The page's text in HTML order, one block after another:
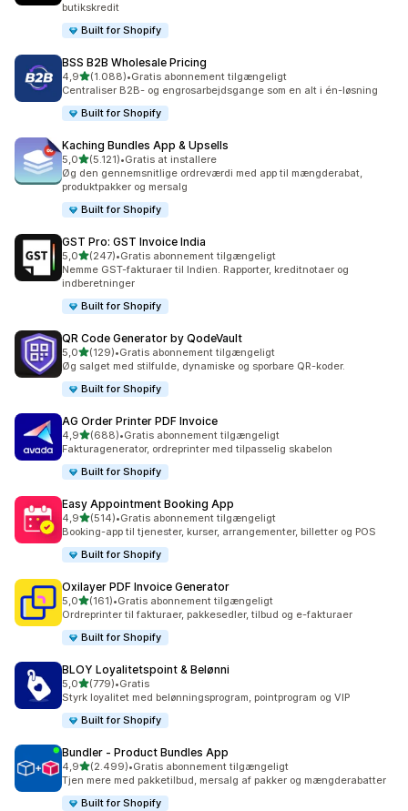
butikskredit
Built for Shopify
BSS B2B Wholesale Pricing
4,9ud af 5 stjerner
(1.088)
1088 anmeldelser i alt
•Gratis abonnement tilgængeligt
Centraliser B2B- og engrosarbejdsgange som en alt i én-løsning
Built for Shopify
Kaching Bundles App & Upsells
5,0ud af 5 stjerner
(5.121)
5121 anmeldelser i alt
•Gratis at installere
Øg den gennemsnitlige ordreværdi med app til mængderabat,
produktpakker og mersalg
Built for Shopify
GST Pro: GST Invoice India
5,0ud af 5 stjerner
(247)
247 anmeldelser i alt
•Gratis abonnement tilgængeligt
Nemme GST-fakturaer til Indien. Rapporter, kreditnotaer og
indberetninger
Built for Shopify
QR Code Generator by QodeVault
5,0ud af 5 stjerner
(129)
129 anmeldelser i alt
•Gratis abonnement tilgængeligt
Øg salget med stilfulde, dynamiske og sporbare QR-koder.
Built for Shopify
AG Order Printer PDF Invoice
4,9ud af 5 stjerner
(688)
688 anmeldelser i alt
•Gratis abonnement tilgængeligt
Fakturagenerator, ordreprinter med tilpasselig skabelon
Built for Shopify
Easy Appointment Booking App
4,9ud af 5 stjerner
(514)
514 anmeldelser i alt
•Gratis abonnement tilgængeligt
Booking-app til tjenester, kurser, arrangementer, billetter og POS
Built for Shopify
Oxilayer PDF Invoice Generator
5,0ud af 5 stjerner
(161)
161 anmeldelser i alt
•Gratis abonnement tilgængeligt
Ordreprinter til fakturaer, pakkesedler, tilbud og e-fakturaer
Built for Shopify
BLOY Loyalitetspoint & Belønni
5,0ud af 5 stjerner
(779)
779 anmeldelser i alt
•Gratis
Styrk loyalitet med belønningsprogram, pointprogram og VIP
Built for Shopify
Bundler ‑ Product Bundles App
4,9ud af 5 stjerner
(2.499)
2499 anmeldelser i alt
•Gratis abonnement tilgængeligt
Tjen mere med pakketilbud, mersalg af pakker og mængderabatter
Built for Shopify